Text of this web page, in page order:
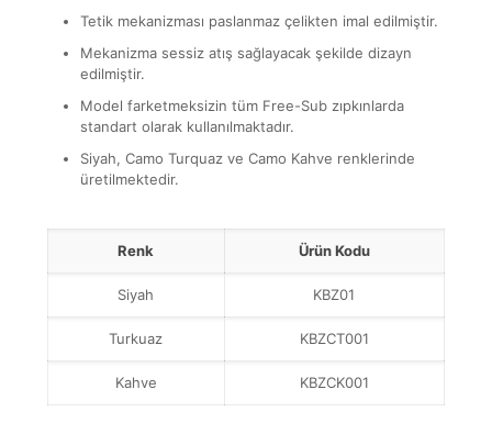
Tetik mekanizması paslanmaz çelikten imal edilmiştir.
Mekanizma sessiz atış sağlayacak şekilde dizayn
edilmiştir.
Model farketmeksizin tüm Free-Sub zıpkınlarda
standart olarak kullanılmaktadır.
Siyah, Camo Turquaz ve Camo Kahve renklerinde
üretilmektedir.
Renk Ürün Kodu
Siyah KBZ01
Turkuaz KBZCT001
Kahve KBZCK001